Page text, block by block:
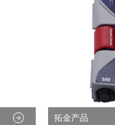
拓金产品